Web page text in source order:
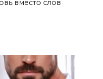
вместо слов